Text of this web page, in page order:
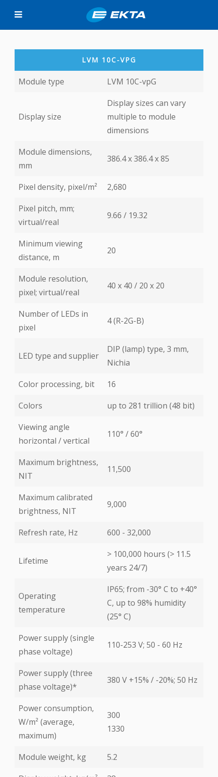
LVM 10C-VPG
Module type LVM 10C-vpG
Display size
Display sizes can vary
multiple to module
dimensions
Module dimensions,
mm
386.4 x 386.4 х 85
Pixel density, pixel/m²
2,680
Pixel pitch, mm;
virtual/real
9.66 / 19.32
Minimum viewing
distance, m
20
Module resolution,
pixel; virtual/real
40 х 40 / 20 х 20
Number of LEDs in
pixel
4 (R-2G-B)
LED type and supplier
DIP (lamp) type, 3 mm,
Nichia
Color processing, bit
16
Colors
up to 281 trillion (48 bit)
Viewing angle
horizontal / vertical
110° / 60°
Maximum brightness,
NIT
11,500
Maximum calibrated
brightness, NIT
9,000
Refresh rate, Hz 600 - 32,000
Lifetime
> 100,000 hours (> 11.5
years 24/7)
Operating
temperature
IP65; from -30° С to +40°
С, up to 98% humidity
(25° С)
Power supply (single
phase voltage)
110-253 V; 50 - 60 Hz
Power supply (three
phase voltage)*
380 V +15% / -20%; 50 Hz
Power consumption,
W/m² (average,
maximum)
300
1330
Module weight, kg
5.2